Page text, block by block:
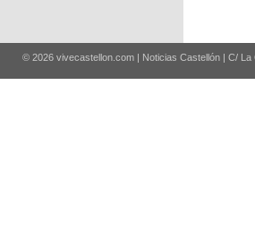
© 2026 vivecastellon.com | Noticias Castellón | C/